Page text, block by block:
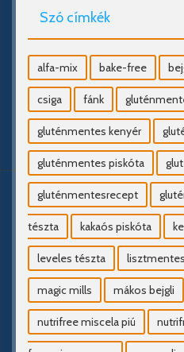
Szó címkék
alfa-mix bake-free
csiga fánk
gluténmentes kenyér
gluténmentes piskóta
gluténmentesrecept
tészta kakaós piskóta
leveles tészta lisztmentes
magic mills mákos bejgli
nutrifree miscela piú